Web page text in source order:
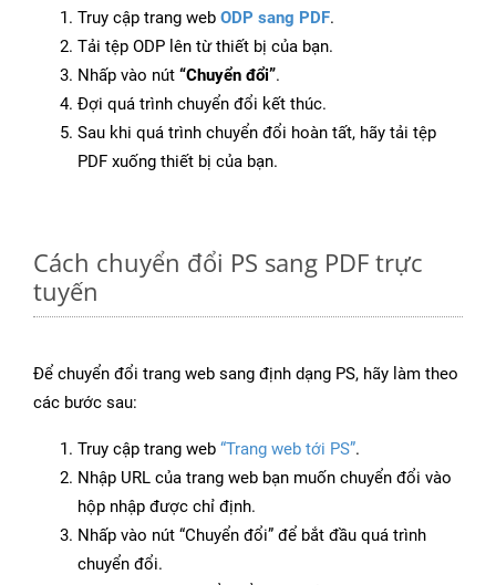
Truy cập trang web ODP sang PDF.
Tải tệp ODP lên từ thiết bị của bạn.
Nhấp vào nút “Chuyển đổi”.
Đợi quá trình chuyển đổi kết thúc.
Sau khi quá trình chuyển đổi hoàn tất, hãy tải tệp
PDF xuống thiết bị của bạn.
Cách chuyển đổi PS sang PDF trực
tuyến
Để chuyển đổi trang web sang định dạng PS, hãy làm theo
các bước sau:
Truy cập trang web “Trang web tới PS”.
Nhập URL của trang web bạn muốn chuyển đổi vào
hộp nhập được chỉ định.
Nhấp vào nút “Chuyển đổi” để bắt đầu quá trình
chuyển đổi.